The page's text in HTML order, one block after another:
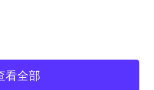
看全部